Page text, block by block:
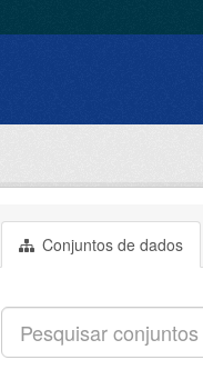
Conjuntos de dados